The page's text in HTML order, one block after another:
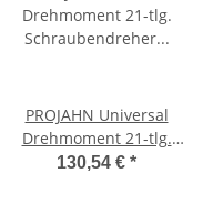
PROJAHN Universal
Drehmoment 21-tlg.
Schraubendreher & Bit-
130,54 € *